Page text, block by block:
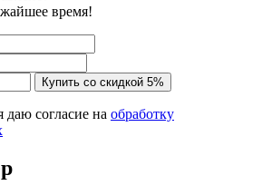
время!
Купить со скидкой 5%
согласие на обработку